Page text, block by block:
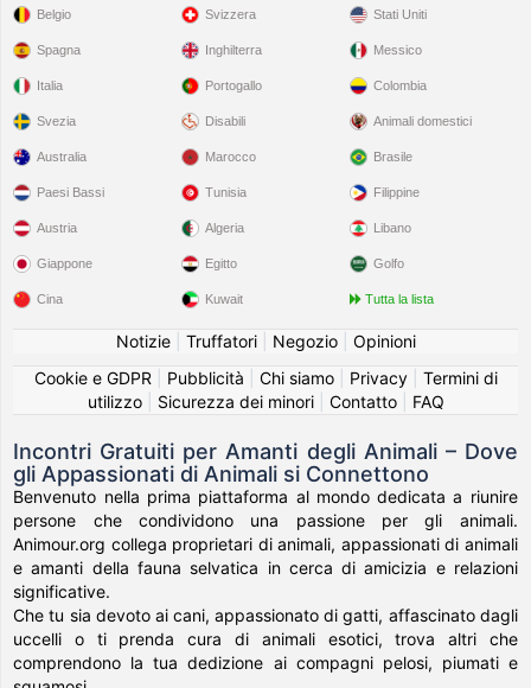
Belgio
Spagna
Italia
Svezia
Svizzera
Inghilterra
Portogallo
Disabili
Stati Uniti
Messico
Colombia
Animali domestici
Australia
Paesi Bassi
Austria
Giappone
Cina
Marocco
Tunisia
Algeria
Egitto
Kuwait
Brasile
Filippine
Libano
Golfo
Tutta la lista
Notizie| Truffatori| Negozio| Opinioni
Cookie e GDPR
Pubblicità Chi siamo| Privacy| Termini di
utilizzo| Sicurezza dei minori| Contatto| FAQ
Incontri Gratuiti per Amanti degli Animali – Dove
gli Appassionati di Animali si Connettono
Benvenuto nella prima piattaforma al mondo dedicata a riunire
persone che condividono una passione per gli animali.
Animour.org collega proprietari di animali, appassionati di animali
e amanti della fauna selvatica in cerca di amicizia e relazioni
significative.
Che tu sia devoto ai cani, appassionato di gatti, affascinato dagli
uccelli o ti prenda cura di animali esotici, trova altri che
comprendono la tua dedizione ai compagni pelosi, piumati e